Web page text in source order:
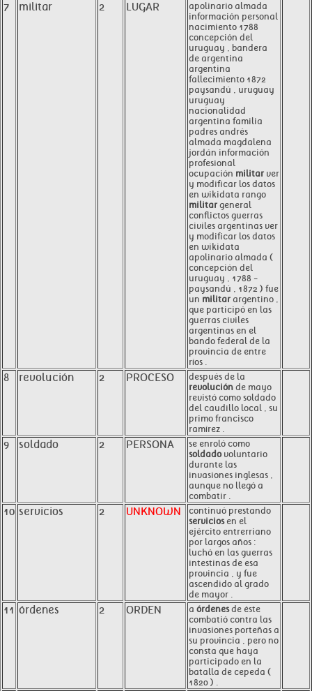
7 militar 2 LUGAR
apolinario almada
información personal
nacimiento 1788
concepción del
uruguay , bandera
de argentina
argentina
fallecimiento 1872
paysandú , uruguay
uruguay
nacionalidad
argentina familia
padres andrés
almada magdalena
jordán información
profesional
ocupación militar ver
y modificar los datos
en wikidata rango
militar general
conflictos guerras
civiles argentinas ver
y modificar los datos
en wikidata
apolinario almada (
concepción del
uruguay , 1788 -
paysandú , 1872 ) fue
un militar argentino ,
que participó en las
guerras civiles
argentinas en el
bando federal de la
provincia de entre
ríos .
8 revolución 2 PROCESO
después de la
revolución de mayo
revistó como soldado
del caudillo local , su
primo francisco
ramírez .
9 soldado 2 PERSONA
se enroló como
soldadovoluntario
durante las
invasiones inglesas ,
aunque no llegó a
combatir .
10 servicios 2 UNKNOWN
continuó prestando
serviciosen el
ejército entrerriano
por largos años :
luchó en las guerras
intestinas de esa
provincia , y fue
ascendido al grado
de mayor .
11 órdenes 2 ORDEN a órdenesde éste
combatió contra las
invasiones porteñas a
su provincia , pero no
consta que haya
participado en la
batalla de cepeda (
1820 ) .